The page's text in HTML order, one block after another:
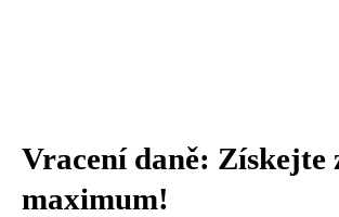
Vracení daně: Získejte
maximum!